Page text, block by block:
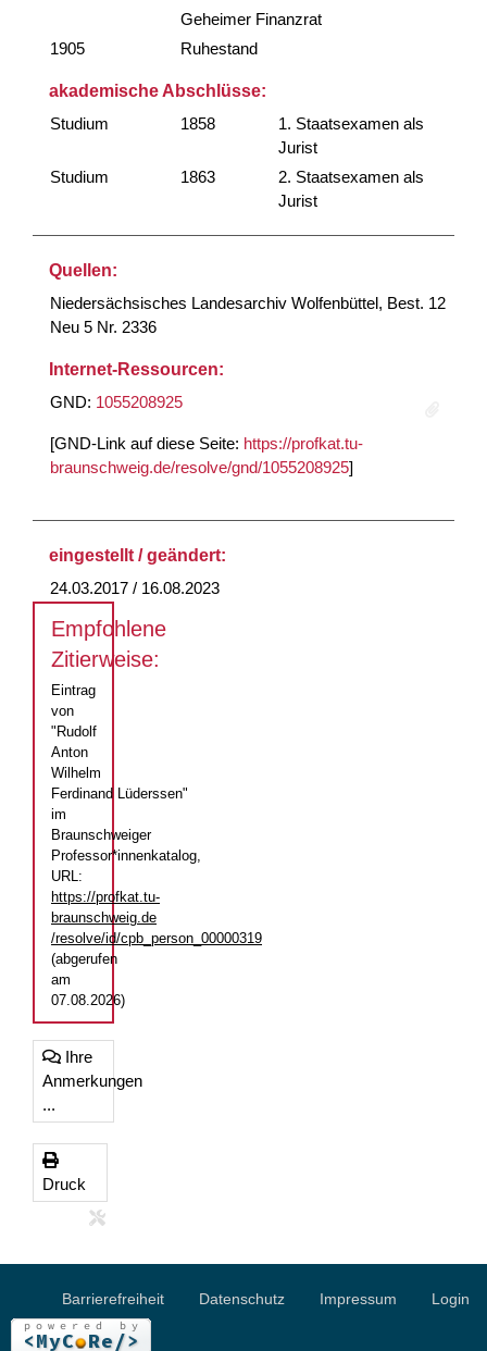
Geheimer Finanzrat
1905
Ruhestand
akademische Abschlüsse:
Studium
1858
1. Staatsexamen als
Jurist
Studium
1863
2. Staatsexamen als
Jurist
Quellen:
Niedersächsisches Landesarchiv Wolfenbüttel, Best. 12
Neu 5 Nr. 2336
Internet-Ressourcen:
GND: 1055208925
[GND-Link auf diese Seite: https://profkat.tu-
braunschweig.de/resolve/gnd/1055208925]
eingestellt / geändert:
24.03.2017 / 16.08.2023
Empfohlene
Zitierweise:
Eintrag
von
"Rudolf
Anton
Wilhelm
Ferdinand Lüderssen"
im
Braunschweiger
Professor*innenkatalog,
URL:
https://profkat.tu-
braunschweig.de
/resolve/id/cpb_person_00000319
(abgerufen
am
07.08.2026)
Ihre
Anmerkungen
...
Druck
Barrierefreiheit Datenschutz Impressum Login